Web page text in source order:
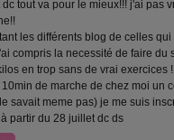
tout va pour le mieux!!! j'ai pas
les différents blog de celles
compris la necessité de faire du
en trop sans de vrai exercices
de marche de chez moi un
savait meme pas) je me suis
partir du 28 juillet dc ds